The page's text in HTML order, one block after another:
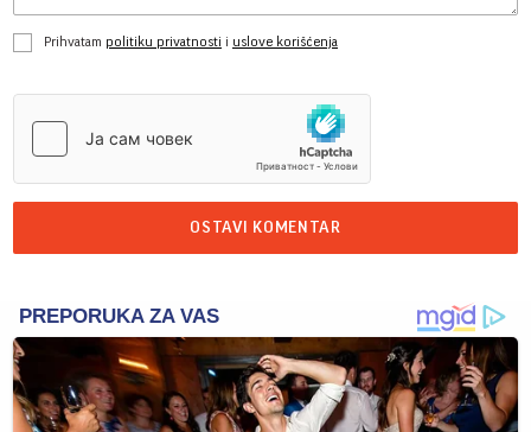
Prihvatam politiku privatnosti i uslove korišćenja
OSTAVI KOMENTAR